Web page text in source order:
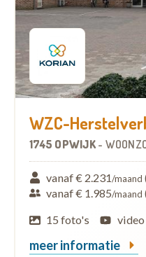
WZC-
1745 OPWIJK-
vanaf € 2.231/maand
vanaf € 1.985/maand
15 foto's
video
meer informatie